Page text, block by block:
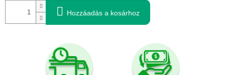
Hozzáadás a kosárhoz